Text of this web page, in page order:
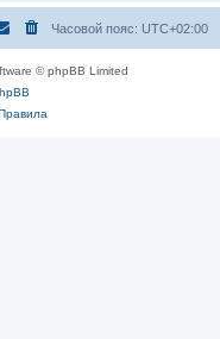
Часовой пояс: UTC+02:00
© phpBB Limited